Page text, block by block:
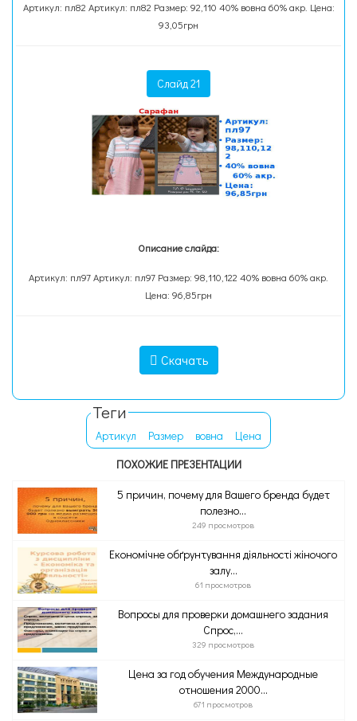
Артикул: пл82 Артикул: пл82 Размер: 92,110 40% вовна 60% акр. Цена:
93,05грн
Слайд 21
Описание слайда:
Артикул: пл97 Артикул: пл97 Размер: 98,110,122 40% вовна 60% акр.
Цена: 96,85грн
Скачать
Теги
Артикул Размер вовна
Цена
ПОХОЖИЕ ПРЕЗЕНТАЦИИ
5 причин, почему для Вашего бренда будет
полезно...
249 просмотров
Економічне обґрунтування діяльності жіночого
залу...
61 просмотров
Вопросы для проверки домашнего задания
Спрос,...
329 просмотров
Цена за год обучения Международные
отношения 2000...
671 просмотров